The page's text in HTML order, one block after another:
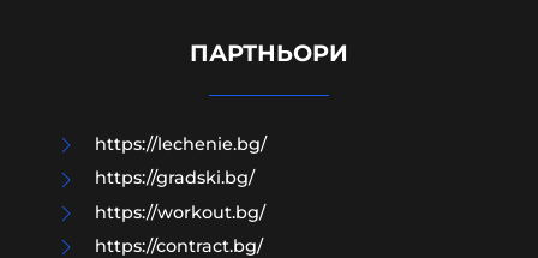
системи за ПВОПАРТНЬОРИ
https://lechenie.bg/
https://gradski.bg/
https://workout.bg/
https://contract.bg/